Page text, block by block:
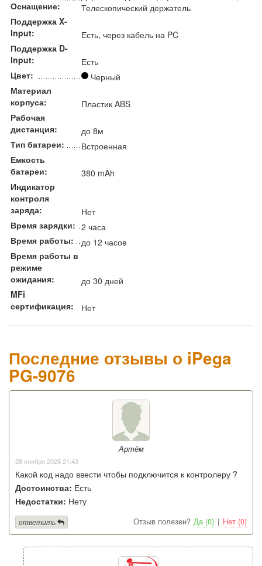
Оснащение:
Телескопический держатель
Поддержка X-
Input:
Есть, через кабель на PC
Поддержка D-
Input:
Есть
Цвет:
Черный
Материал
корпуса:
Пластик ABS
Рабочая
дистанция:
до 8м
Тип батареи:
Встроенная
Емкость
батареи:
380 mAh
Индикатор
контроля
заряда:
Нет
Время зарядки: 2 часа
Время работы:
до 12 часов
Время работы в
режиме
ожидания:
до 30 дней
MFi
сертификация:
Нет
Последние отзывы о iPega
PG-9076
Артём
28 ноября 2025 21:43
Какой код надо ввести чтобы подключится к контролеру ?
Достоинства: Есть
Недостатки: Нету
Отзыв полезен? Да (0) | Нет (0)
ответить